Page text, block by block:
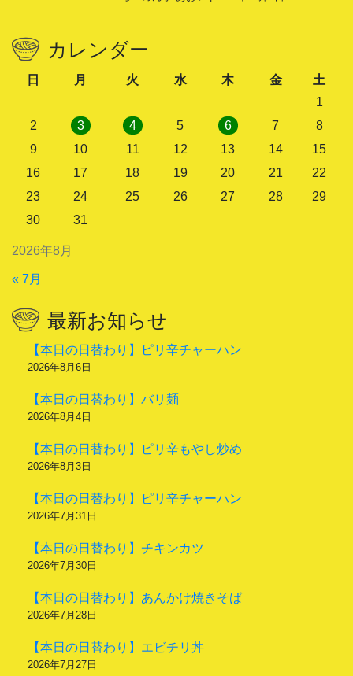
カレンダー
2026年8月
日 月 火 水 木 金
土
1
2
3 4 5 6 7
8
9
10 11 12 13 14
15
16
17 18 19 20 21
22
23
24 25 26 27 28
29
30
31
« 7月
最新お知らせ
【本日の日替わり】ピリ辛チャーハン
2026年8月6日
【本日の日替わり】バリ麺
2026年8月4日
【本日の日替わり】ピリ辛もやし炒め
2026年8月3日
【本日の日替わり】ピリ辛チャーハン
2026年7月31日
【本日の日替わり】チキンカツ
2026年7月30日
【本日の日替わり】あんかけ焼きそば
2026年7月28日
【本日の日替わり】エビチリ丼
2026年7月27日